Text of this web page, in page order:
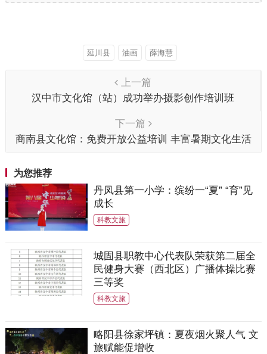
延川县 油画 薛海慧
上一篇
汉中市文化馆（站）成功举办摄影创作培训班
下一篇
商南县文化馆：免费开放公益培训 丰富暑期文化生活
为您推荐
丹凤县第一小学：缤纷一“夏” “育”见
成长
科教文旅
城固县职教中心代表队荣获第二届全
民健身大赛（西北区）广播体操比赛
三等奖
科教文旅
略阳县徐家坪镇：夏夜烟火聚人气 文
旅赋能促增收